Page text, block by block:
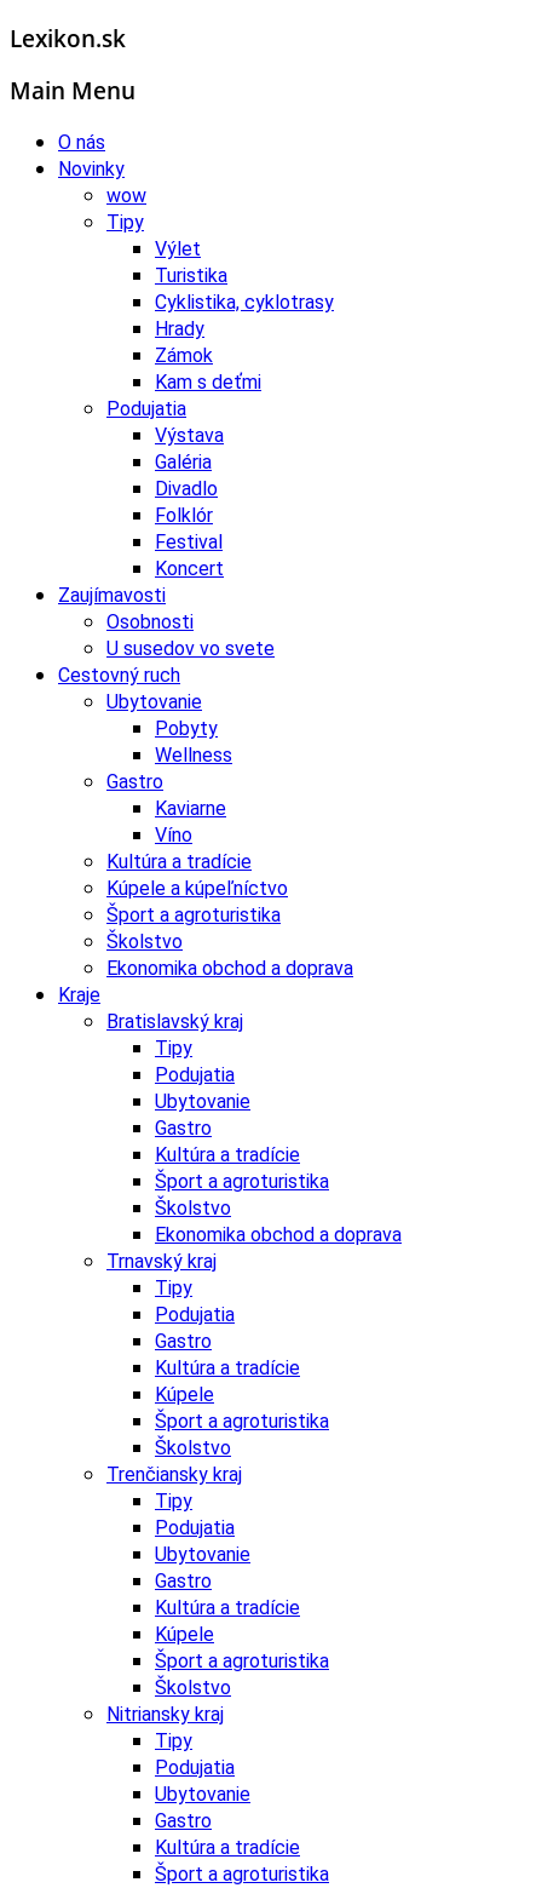
Lexikon.sk
Main Menu
O nás
Novinky
wow
Tipy
Výlet
Turistika
Cyklistika, cyklotrasy
Hrady
Zámok
Kam s deťmi
Podujatia
Výstava
Galéria
Divadlo
Folklór
Festival
Koncert
Zaujímavosti
Osobnosti
U susedov vo svete
Cestovný ruch
Ubytovanie
Pobyty
Wellness
Gastro
Kaviarne
Víno
Kultúra a tradície
Kúpele a kúpeľníctvo
Šport a agroturistika
Školstvo
Ekonomika obchod a doprava
Kraje
Bratislavský kraj
Tipy
Podujatia
Ubytovanie
Gastro
Kultúra a tradície
Šport a agroturistika
Školstvo
Ekonomika obchod a doprava
Trnavský kraj
Tipy
Podujatia
Gastro
Kultúra a tradície
Kúpele
Šport a agroturistika
Školstvo
Trenčiansky kraj
Tipy
Podujatia
Ubytovanie
Gastro
Kultúra a tradície
Kúpele
Šport a agroturistika
Školstvo
Nitriansky kraj
Tipy
Podujatia
Ubytovanie
Gastro
Kultúra a tradície
Šport a agroturistika